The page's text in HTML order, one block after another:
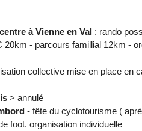
à Vienne en Val : rando
20km - parcours famillial 12km -
collective mise en place en
> annulé
- fête du cyclotourisme (
foot. organisation individuelle